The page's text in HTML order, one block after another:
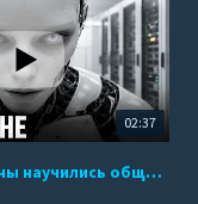
02:37
Бунт ИИ. Машины научились общаться